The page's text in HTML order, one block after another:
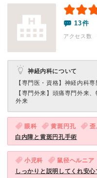
13件
アクセス数
神経内科について
【専門医・資格】 神経内科専
【専門外来】 頭痛専門外来
外来
眼科 黄斑円孔 歪
白内障と黄斑円孔手術
小児科 鼠径ヘルニア
しっかりと説明してくれ安心